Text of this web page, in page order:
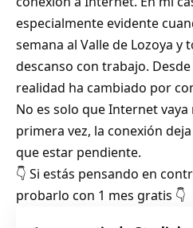
especialmente evidente
semana al Valle de Lozoya y
descanso con trabajo.
realidad ha cambiado por
No es solo que Internet
primera vez, la conexión
que estar pendiente.
👇 Si estás pensando en
probarlo con 1 mes gratis 👇